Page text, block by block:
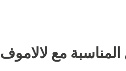
المناسبة مع لالاموف